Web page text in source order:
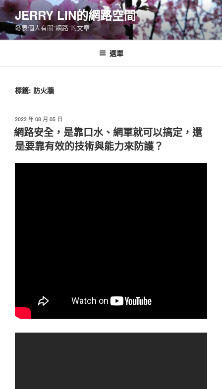
跳
至
主
要
JERRY LIN的網路空間
發表個人有關“網路”的文章
選單
標籤: 防火牆
發
佈
於
2022 年 08 月 05 日
網路安全，是靠口水、網軍就可以搞定，還
是要靠有效的技術與能力來防護？